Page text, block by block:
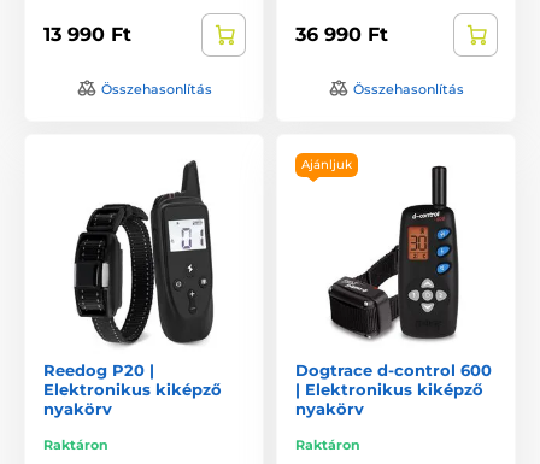
13 990 Ft
Összehasonlítás
36 990 Ft
Összehasonlítás
Reedog P20 |
Elektronikus kiképző
nyakörv
Raktáron
Ajánljuk
Dogtrace d-control 600
| Elektronikus kiképző
nyakörv
Raktáron